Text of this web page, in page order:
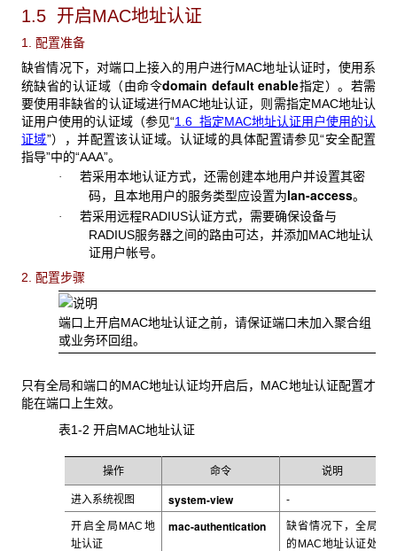
1.5 开启MAC地址认证
1. 配置准备
缺省情况下，对端口上接入的用户进行MAC地址认证时，使用系
统缺省的认证域（由命令domain default enable指定）。若需
要使用非缺省的认证域进行MAC地址认证，则需指定MAC地址认
证用户使用的认证域（参见“1.6 指定MAC地址认证用户使用的认
证域”），并配置该认证域。认证域的具体配置请参见“安全配置
指导”中的“AAA”。
· 若采用本地认证方式，还需创建本地用户并设置其密
码，且本地用户的服务类型应设置为lan-access。
· 若采用远程RADIUS认证方式，需要确保设备与
RADIUS服务器之间的路由可达，并添加MAC地址认
证用户帐号。
2. 配置步骤
端口上开启MAC地址认证之前，请保证端口未加入聚合组
或业务环回组。
只有全局和端口的MAC地址认证均开启后，MAC地址认证配置才
能在端口上生效。
表1-2 开启MAC地址认证
操作 命令 说明
进入系统视图 system-view -
开启全局MAC 地
址认证
mac-authentication
缺省情况下，全局
的MAC地址认证处